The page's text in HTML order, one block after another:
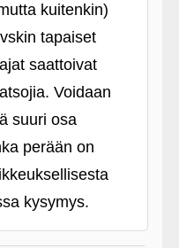
kuitenkin)
tapaiset
saattoivat
Voidaan
suuri osa
perään on
kysymys.